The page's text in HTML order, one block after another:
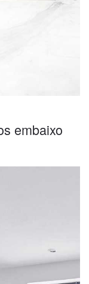
embaixo